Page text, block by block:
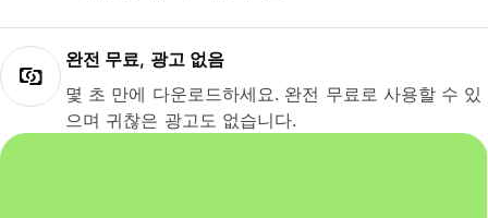
완전 무료, 광고 없음
몇 초 만에 다운로드하세요. 완전 무료로 사용할 수 있
으며 귀찮은 광고도 없습니다.